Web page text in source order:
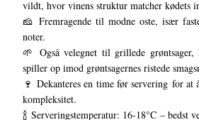
vildt, hvor vinens struktur matcher kødets
🧀 Fremragende til modne oste, især
noter.
🌱 Også velegnet til grillede grøntsager,
spiller op imod grøntsagernes ristede
🍷 Dekanteres en time før servering for at
kompleksitet.
🍾 Serveringstemperatur: 16-18°C – bedst